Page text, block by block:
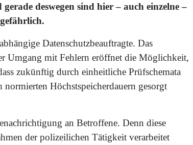
gerade deswegen sind hier – auch einzelne –
Datenschutzbeauftragte. Das
Umgang mit Fehlern eröffnet die Möglichkeit,
zukünftig durch einheitliche Prüfschemata
Höchstspeicherdauern gesorgt
an Betroffene. Denn diese
der polizeilichen Tätigkeit verarbeitet